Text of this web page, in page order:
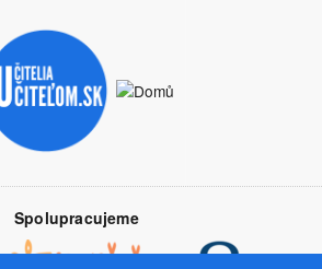
Spolupracujeme